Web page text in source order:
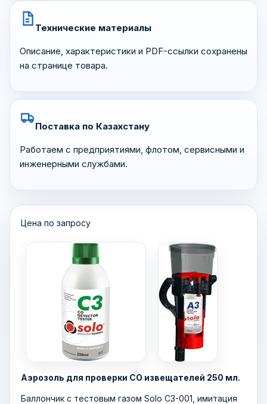
Технические материалы
Описание, характеристики и PDF-ссылки сохранены
на странице товара.
Поставка по Казахстану
Работаем с предприятиями, флотом, сервисными и
инженерными службами.
Цена по запросу
Аэрозоль для проверки СО извещателей 250 мл.
Баллончик с тестовым газом Solo C3-001, имитация